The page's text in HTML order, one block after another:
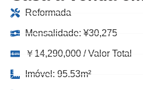
Reformada
Mensalidade: ¥30,275
￥14,290,000 / Valor Total
Imóvel: 95.53m²